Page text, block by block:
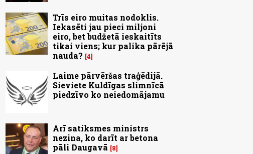
Trīs eiro muitas nodoklis.
Iekasēti jau pieci miljoni
eiro, bet budžetā ieskaitīts
tikai viens; kur palika pārējā
nauda? 4
Laime pārvēršas traģēdijā.
Sieviete Kuldīgas slimnīcā
piedzīvo ko neiedomājamu
Arī satiksmes ministrs
nezina, ko darīt ar betona
pāli Daugavā
8